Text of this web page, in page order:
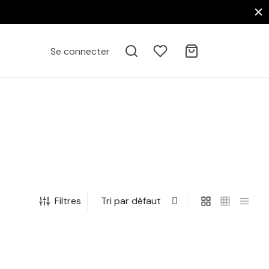
Se connecter
Filtres